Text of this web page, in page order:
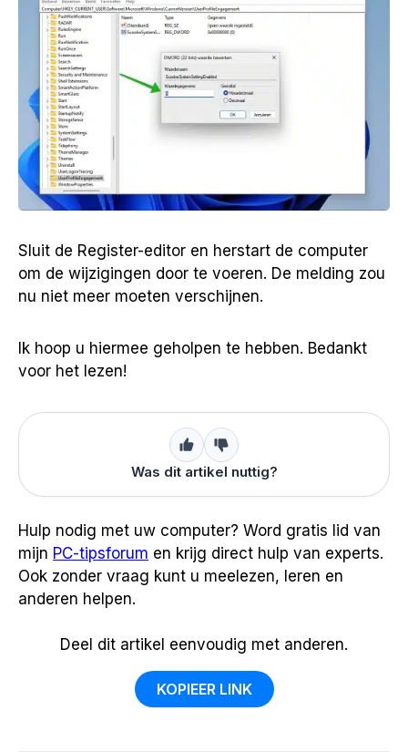
Sluit de Register-editor en herstart de computer
om de wijzigingen door te voeren. De melding zou
nu niet meer moeten verschijnen.
Ik hoop u hiermee geholpen te hebben. Bedankt
voor het lezen!
Was dit artikel nuttig?
Hulp nodig met uw computer? Word gratis lid van
mijn PC-tipsforum en krijg direct hulp van experts.
Ook zonder vraag kunt u meelezen, leren en
anderen helpen.
Deel dit artikel eenvoudig met anderen.
KOPIEER LINK